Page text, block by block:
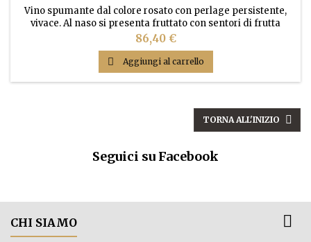
Vino spumante dal colore rosato con perlage persistente,
vivace. Al naso si presenta fruttato con sentori di frutta
bianca. Gusto secco, fresco e leggermente sapido.
Prezzo
86,40 €
 Aggiungi al carrello
TORNA ALL'INIZIO 
Seguici su Facebook
CHI SIAMO 